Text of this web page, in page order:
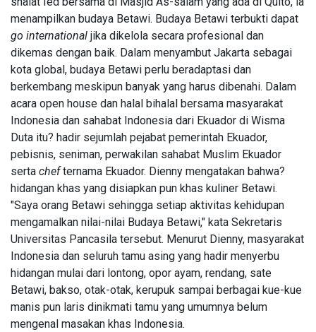
menampilkan budaya Betawi. Budaya Betawi terbukti dapat
go international jika dikelola secara profesional dan
dikemas dengan baik. Dalam menyambut Jakarta sebagai
kota global, budaya Betawi perlu beradaptasi dan
berkembang meskipun banyak yang harus dibenahi. Dalam
acara open house dan halal bihalal bersama masyarakat
Indonesia dan sahabat Indonesia dari Ekuador di Wisma
Duta itu? hadir sejumlah pejabat pemerintah Ekuador,
pebisnis, seniman, perwakilan sahabat Muslim Ekuador
serta chefternama Ekuador. Dienny mengatakan bahwa?
hidangan khas yang disiapkan pun khas kuliner Betawi.
"Saya orang Betawi sehingga setiap aktivitas kehidupan
mengamalkan nilai-nilai Budaya Betawi," kata Sekretaris
Universitas Pancasila tersebut. Menurut Dienny, masyarakat
Indonesia dan seluruh tamu asing yang hadir menyerbu
hidangan mulai dari lontong, opor ayam, rendang, sate
Betawi, bakso, otak-otak, kerupuk sampai berbagai kue-kue
manis pun laris dinikmati tamu yang umumnya belum
mengenal masakan khas Indonesia.